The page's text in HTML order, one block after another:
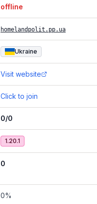
offline
homelandpolit.pp.ua
Ukraine
Visit website
Click to join
0/0
1.20.1
0
0%